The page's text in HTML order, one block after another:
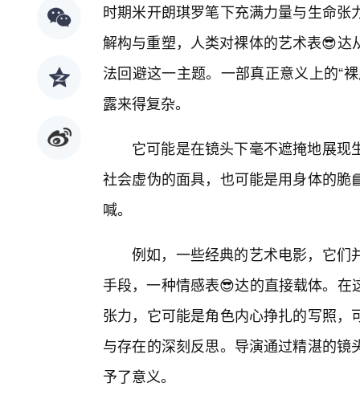
时期米开朗琪罗笔下充满力量与生命
解构与重塑，人类对裸体的艺术表😎
法回避这一主题。一部真正意义上的“
露来得复杂。
它可能是在镜头下毫不遮掩地展
社会虚伪的面具，也可能是用身体的
喊。
例如，一些经典的艺术电影，它们
手段，一种情感表😎达的直接载体。
张力，它可能是角色内心挣扎的写照
与存在的深刻反思。导演通过精湛的
予了意义。